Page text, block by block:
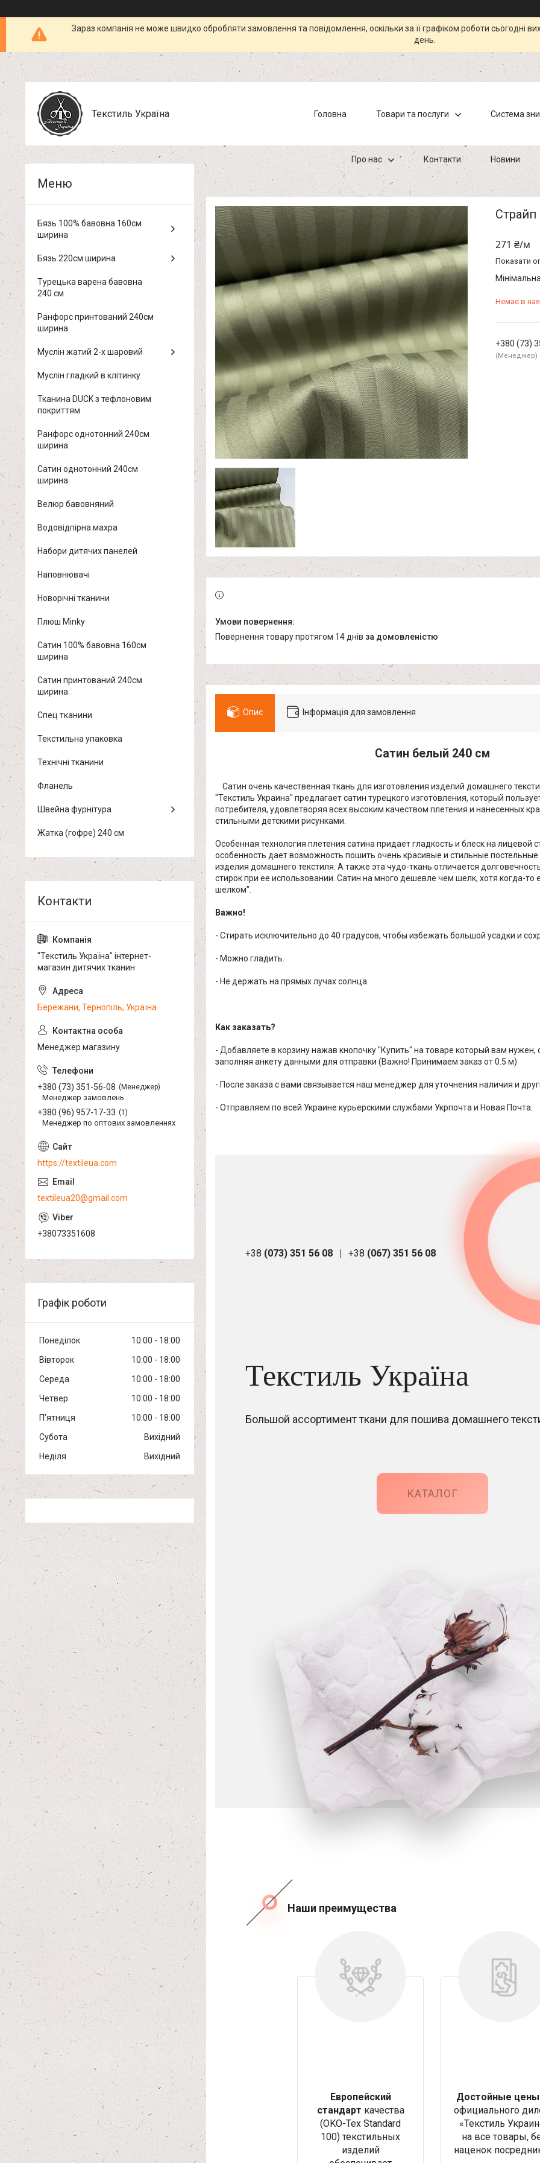
Зараз компанія не може швидко обробляти замовлення та повідомлення, оскільки за її графіком роботи сьогодні
день.
Текстиль Україна Головна Товари та послуги Система
Про нас Контакти Новини
271 ₴/м
Показати
Немає в
+380 (73)
Менеджер
повернення товару протягом 14 днів за домовленістю
Опис Інформація для замовлення
Сатин белый 240 см
Сатин очень качественная ткань для изготовления изделий домашнего
"Текстиль Украина" предлагает сатин турецкого изготовления, который
потребителя, удовлетворяя всех высоким качеством плетения и нанесенных
стильными детскими рисунками.
Особенная технология плетения сатина придает гладкость и блеск на лицевой
особенность дает возможность пошить очень красивые и стильные
изделия домашнего текстиля. А также эта чудо-ткань отличается
стирок при ее использовании. Сатин на много дешевле чем шелк, хотя когда-то
шелком".
Важно!
- Стирать исключительно до 40 градусов, чтобы избежать большой усадки и
- Можно гладить.
- Не держать на прямых лучах солнца.
Как заказать?
- Добавляете в корзину нажав кнопочку "Купить" на товаре который вам нужен,
заполняя анкету данными для отправки (Важно! Принимаем заказ от 0.5 м)
- После заказа с вами связывается наш менеджер для уточнения наличия и
- Отправляем по всей Украине курьерскими службами Укрпочта и Новая Почта.
+38 (073) 351 56 08 +38 (067) 351 56 08
Текстиль Україна
Большой ассортимент ткани для пошива домашнего
КАТАЛОГ
Наши преимущества
Европейский
стандарт качества
(OKO-Tex Standard
100) текстильных
изделий
Достойные цены
официального
«Текстиль
на все товары,
наценок
Бязь 100% бавовна 160см
ширина
Бязь 220см ширина
Турецька варена бавовна
240 см
Ранфорс принтований 240см
ширина
Муслін жатий 2-х шаровий
Муслін гладкий в клітинку
Тканина DUCK з тефлоновим
покриттям
Ранфорс однотонний 240см
ширина
Сатин однотонний 240см
ширина
Велюр бавовняний
Водовідпірна махра
Набори дитячих панелей
Наповнювачі
Новорічні тканини
Плюш Minky
Сатин 100% бавовна 160см
ширина
Сатин принтований 240см
ширина
Спец тканини
Текстильна упаковка
Технічні тканини
Фланель
Швейна фурнітура
Жатка (гофре) 240 см
"Текстиль Україна" інтернет-
магазин дитячих тканин
Бережани, Тернопіль, Україна
Менеджер магазину
+380 (73) 351-56-08 Менеджер
Менеджер замовлень
+380 (96) 957-17-33 1
Менеджер по оптових замовленнях
https://textileua.com
textileua20@gmail.com
+38073351608
Графік роботи
Понеділок 10:00
18:00
Вівторок
10:00
18:00
Середа
10:00
18:00
Четвер
10:00
18:00
Пʼятниця
10:00
18:00
Субота
Вихідний
Неділя
Вихідний